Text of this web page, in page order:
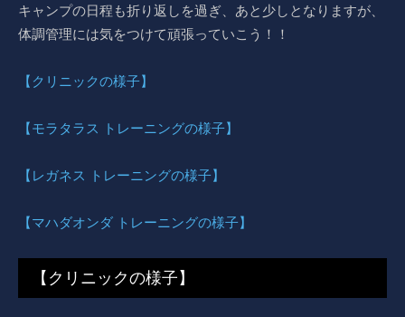
キャンプの日程も折り返しを過ぎ、あと少しとなりますが、
体調管理には気をつけて頑張っていこう！！
【クリニックの様子】
【モラタラス トレーニングの様子】
【レガネス トレーニングの様子】
【マハダオンダ トレーニングの様子】
【クリニックの様子】